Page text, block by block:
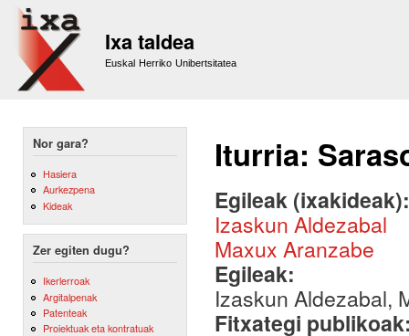
Ixa taldea
Euskal Herriko Unibertsitatea
Nor gara?
Hasiera
Aurkezpena
Kideak
Zer egiten dugu?
Ikerlerroak
Argitalpenak
Patenteak
Proiektuak eta kontratuak
Iturria:
Egileak
Izaskun Aldezabal
Maxux Aranzabe
Egileak:
Izaskun Aldezabal,
Fitxategi